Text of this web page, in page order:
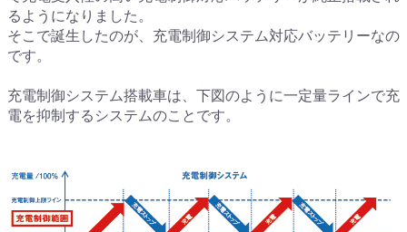
るようになりました。
そこで誕生したのが、充電制御システム対応バッテリーなの
です。
充電制御システム搭載車は、下図のように一定量ラインで充
電を抑制するシステムのことです。